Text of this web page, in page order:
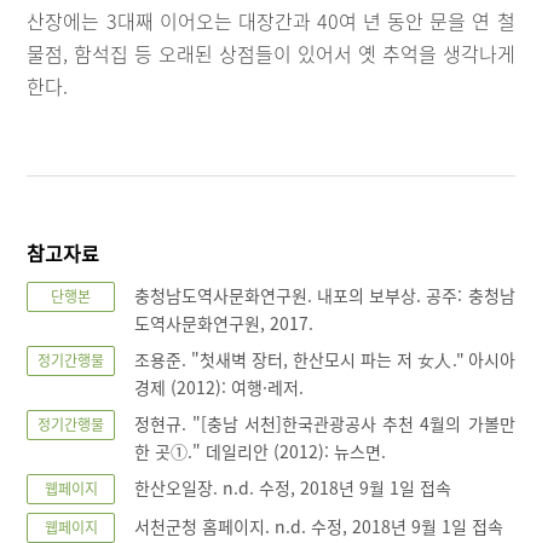
산장에는 3대째 이어오는 대장간과 40여 년 동안 문을 연 철
물점, 함석집 등 오래된 상점들이 있어서 옛 추억을 생각나게
한다.
참고자료
단행본
충청남도역사문화연구원. 내포의 보부상. 공주: 충청남
도역사문화연구원, 2017.
정기간행물
조용준. "첫새벽 장터, 한산모시 파는 저 女人." 아시아
경제 (2012): 여행·레저.
정기간행물
정현규. "[충남 서천]한국관광공사 추천 4월의 가볼만
한 곳①." 데일리안 (2012): 뉴스면.
웹페이지 한산오일장. n.d. 수정, 2018년 9월 1일 접속
웹페이지 서천군청 홈페이지. n.d. 수정, 2018년 9월 1일 접속